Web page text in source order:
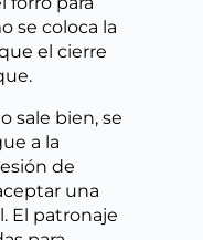
se coloca la
el cierre
sale bien, se
a la
de
una
El patronaje